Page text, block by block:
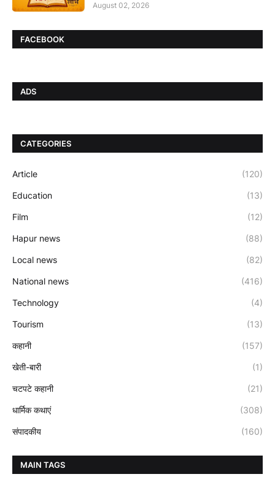
August 02, 2026
FACEBOOK
ADS
CATEGORIES
Article (120)
Education (13)
Film (12)
Hapur news (88)
Local news (82)
National news (416)
Technology (4)
Tourism (13)
कहानी (157)
खेती-बारी (1)
चटपटे कहानी (21)
धार्मिक कथाएं (308)
संपादकीय (160)
MAIN TAGS